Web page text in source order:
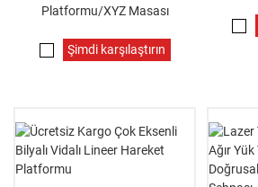
Platformu/XYZ Masası
Şimdi karşılaştırın